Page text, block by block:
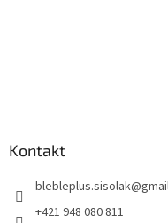
Kontakt
blebleplus.sisolak@
+421 948 080 811